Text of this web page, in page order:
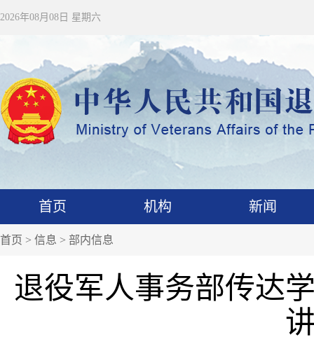
2026年08月08日 星期六
首页 机构 新闻
首页 > 信息 > 部内信息
退役军人事务部传达